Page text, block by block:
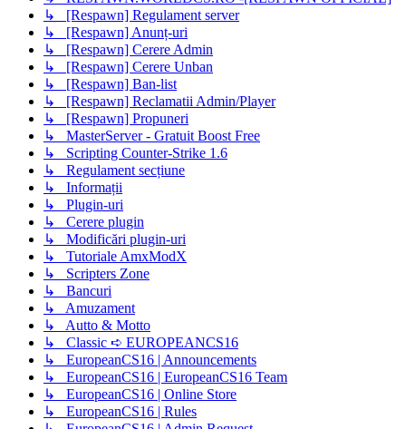
↳ [Respawn] Regulament server
↳ [Respawn] Anunț-uri
↳ [Respawn] Cerere Admin
↳ [Respawn] Cerere Unban
↳ [Respawn] Ban-list
↳ [Respawn] Reclamatii Admin/Player
↳ [Respawn] Propuneri
↳ MasterServer - Gratuit Boost Free
↳ Scripting Counter-Strike 1.6
↳ Regulament secțiune
↳ Informații
↳ Plugin-uri
↳ Cerere plugin
↳ Modificări plugin-uri
↳ Tutoriale AmxModX
↳ Scripters Zone
↳ Bancuri
↳ Amuzament
↳ Autto & Motto
↳ Classic ➪ EUROPEANCS16
↳ EuropeanCS16 | Announcements
↳ EuropeanCS16 | EuropeanCS16 Team
↳ EuropeanCS16 | Online Store
↳ EuropeanCS16 | Rules